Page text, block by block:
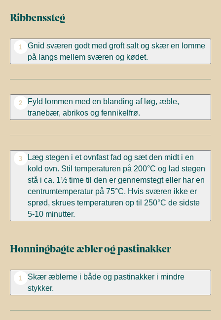
Ribbenssteg
1
Gnid sværen godt med groft salt og skær en lomme
på langs mellem sværen og kødet.
2
Fyld lommen med en blanding af løg, æble,
tranebær, abrikos og fennikelfrø.
3
Læg stegen i et ovnfast fad og sæt den midt i en
kold ovn. Stil temperaturen på 200°C og lad stegen
stå i ca. 1½ time til den er gennemstegt eller har en
centrumtemperatur på 75°C. Hvis sværen ikke er
sprød, skrues temperaturen op til 250°C de sidste
5-10 minutter.
Honningbagte æbler og pastinakker
1
Skær æblerne i både og pastinakker i mindre
stykker.